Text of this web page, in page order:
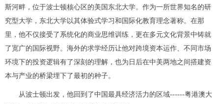
斯河畔，位于波士顿核心区的美国东北大学。作为一所世界知名的研
究型大学，东北大学以其体验式学习 和国际化教育理念著称。在那
里，他不仅接受了系统化的商业思维训练，更在多元文化背景中铸就
了宽广的国际视野。海外的求学经历让他对跨境资本运作、不同市场
环境下的投资逻辑有了深刻的理解，也为日后在中美两地之间搭建资
本与产业的桥梁埋下了最初的种子。
从波士顿出发，他回到了中国最具经济活力的区域------粤港澳大